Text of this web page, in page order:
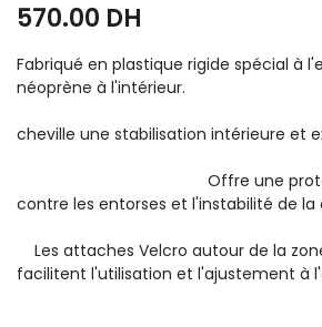
570.00 DH
Fabriqué en plastique rigide spécial à
néoprène à
Fournit
cheville une stabilisation intérieure et
Offre une protection
contre les entorses et
Les attaches Velcro autour de la
facilitent l'utilisation et